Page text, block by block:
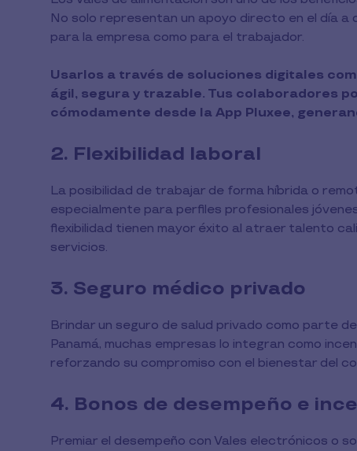
No solo representan un apoyo directo en el día
para la empresa como para el trabajador.
Usarlos a través de soluciones digitales
ágil, segura y trazable. Tus colaboradores
cómodamente desde la App Pluxee,
2. Flexibilidad laboral
La posibilidad de trabajar de forma híbrida o
especialmente para perfiles profesionales
flexibilidad tienen mayor éxito al atraer talento
servicios.
3. Seguro médico privado
Brindar un seguro de salud privado como parte
Panamá, muchas empresas lo integran como
reforzando su compromiso con el bienestar del
4. Bonos de desempeño e
Premiar el desempeño con Vales electrónicos o